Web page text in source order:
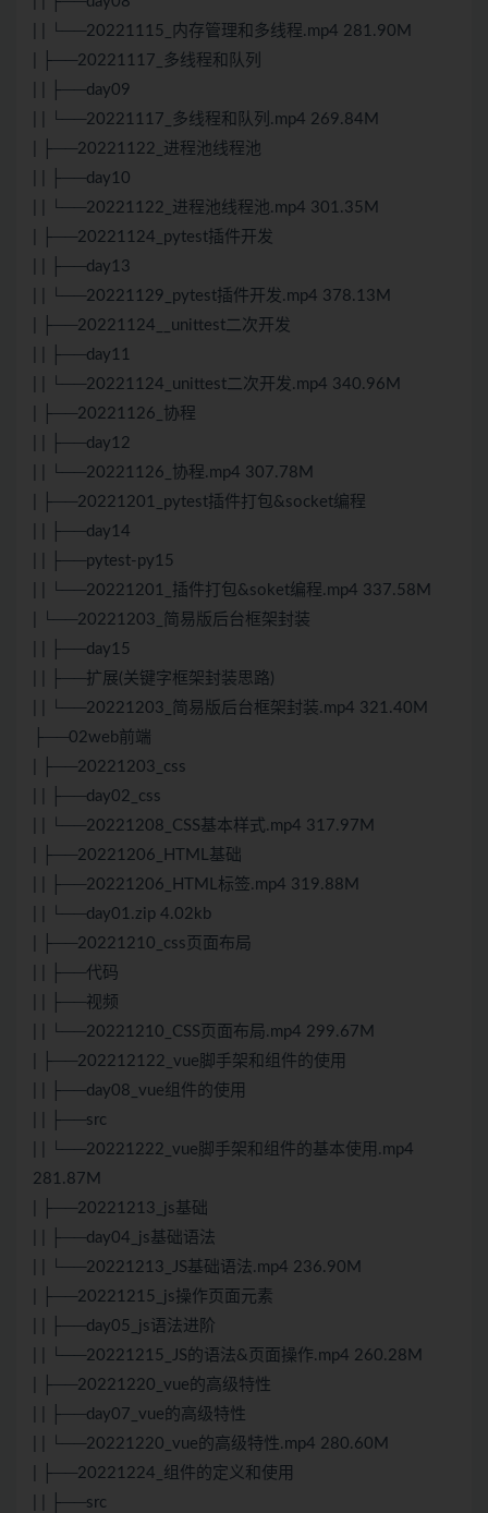
| | └──20221115_内存管理和多线程.mp4 281.90M
| ├──20221117_多线程和队列
| | ├──day09
| | └──20221117_多线程和队列.mp4 269.84M
| ├──20221122_进程池线程池
| | ├──day10
| | └──20221122_进程池线程池.mp4 301.35M
| ├──20221124_pytest插件开发
| | ├──day13
| | └──20221129_pytest插件开发.mp4 378.13M
| ├──20221124__unittest二次开发
| | ├──day11
| | └──20221124_unittest二次开发.mp4 340.96M
| ├──20221126_协程
| | ├──day12
| | └──20221126_协程.mp4 307.78M
| ├──20221201_pytest插件打包&socket编程
| | ├──day14
| | ├──pytest-py15
| | └──20221201_插件打包&soket编程.mp4 337.58M
| └──20221203_简易版后台框架封装
| | ├──day15
| | ├──扩展(关键字框架封装思路)
| | └──20221203_简易版后台框架封装.mp4 321.40M
├──02web前端
| ├──20221203_css
| | ├──day02_css
| | └──20221208_ CSS基本样式.mp4 317.97M
| ├──20221206_
HTML基础
| | ├──20221206_
HTML标签.mp4 319.88M
| | └──day01.zip 4.02kb
| ├──20221210_css页面布局
| | ├──代码
| | ├──视频
| | └──20221210_ CSS 页面布局.mp4 299.67M
| ├──202212122_vue脚手架和组件的使用
| | ├──day08_vue组件的使用
| | ├──src
| | └──20221222_vue脚手架和组件的基本使用.mp4
281.87M
| ├──20221213_js基础
| | ├──day04_js基础语法
| | └──20221213_ JS基础语法.mp4 236.90M
| ├──20221215_js操作页面元素
| | ├──day05_js语法进阶
| | └──20221215_ JS 的语法&页面操作.mp4 260.28M
| ├──20221220_vue的高级特性
| | ├──day07_vue的高级特性
| | └──20221220_vue的高级特性.mp4 280.60M
| ├──20221224_组件的定义和使用
| | ├──src